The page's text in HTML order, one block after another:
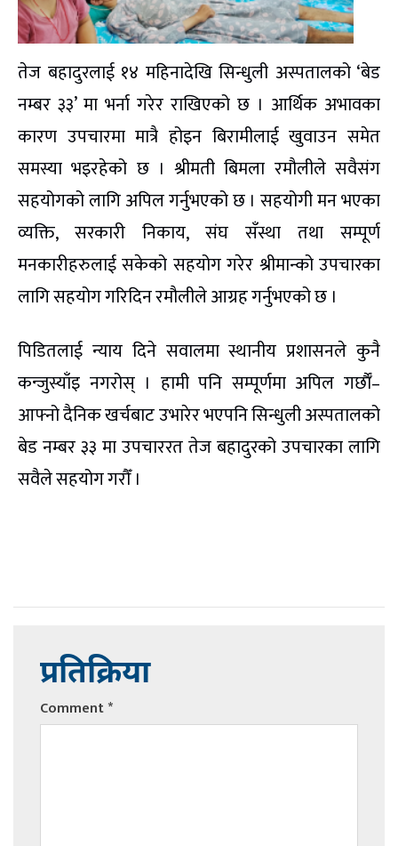
तेज बहादुरलाई १४ महिनादेखि सिन्धुली अस्पतालको ‘बेड
नम्बर ३३’ मा भर्ना गरेर राखिएको छ । आर्थिक अभावका
कारण उपचारमा मात्रै होइन बिरामीलाई खुवाउन समेत
समस्या भइरहेको छ । श्रीमती बिमला रमौलीले सवैसंग
सहयोगको लागि अपिल गर्नुभएको छ । सहयोगी मन भएका
व्यक्ति, सरकारी निकाय, संघ सँस्था तथा सम्पूर्ण
मनकारीहरुलाई सकेको सहयोग गरेर श्रीमान्को उपचारका
लागि सहयोग गरिदिन रमौलीले आग्रह गर्नुभएको छ ।
पिडितलाई न्याय दिने सवालमा स्थानीय प्रशासनले कुनै
कन्जुस्याँइ नगरोस् । हामी पनि सम्पूर्णमा अपिल गर्छाैँ–
आफ्नो दैनिक खर्चबाट उभारेर भएपनि सिन्धुली अस्पतालको
बेड नम्बर ३३ मा उपचाररत तेज बहादुरको उपचारका लागि
सवैले सहयोग गरौँ ।
प्रतिक्रिया
Comment*